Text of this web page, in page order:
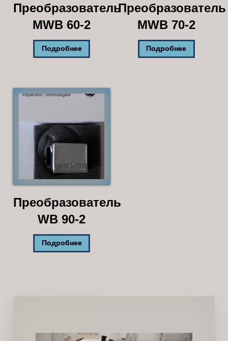
Преобразователь
MWB 60-2
Подробнее
Преобразователь
MWB 70-2
Подробнее
Преобразователь
WB 90-2
Подробнее